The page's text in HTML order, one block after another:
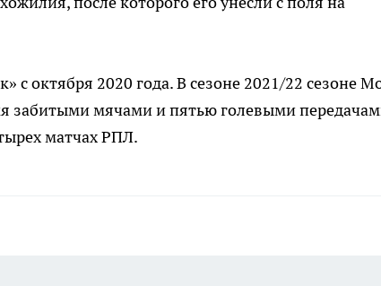
с октября 2020 года. В сезоне 2021/22 сезоне
забитыми мячами и пятью голевыми
матчах РПЛ.